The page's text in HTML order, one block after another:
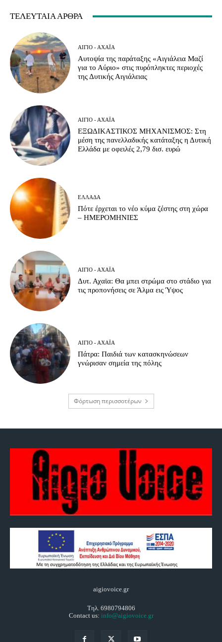
ΤΕΛΕΥΤΑΊΑ ΆΡΘΡΑ
ΑΊΓΙΟ - ΑΧΑΪ́Α
Αυτοψία της παράταξης «Αιγιάλεια Μαζί
για το Αύριο» στις πυρόπληκτες περιοχές
της Δυτικής Αιγιάλειας
ΑΊΓΙΟ - ΑΧΑΪ́Α
ΕΞΩΔΙΚΑΣΤΙΚΟΣ ΜΗΧΑΝΙΣΜΟΣ: Στη
μέση της πανελλαδικής κατάταξης η Δυτική
Ελλάδα με οφειλές 2,79 δισ. ευρώ
ΕΛΛΆΔΑ
Πότε έρχεται το νέο κύμα ζέστης στη χώρα
– ΗΜΕΡΟΜΗΝΙΕΣ
ΑΊΓΙΟ - ΑΧΑΪ́Α
Δυτ. Αχαϊα: Θα μπει στρώμα στο στάδιο για
τις προπονήσεις σε Άλμα εις Ύψος
ΑΊΓΙΟ - ΑΧΑΪ́Α
Πάτρα: Παιδιά των κατασκηνώσεων
γνώρισαν σημεία της πόλης
Φόρτωση περισσοτέρων
aigiovoice.gr
Τηλ. 6980794806
Contact us: info@aigiovoice.gr